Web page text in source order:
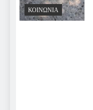
ΚΟΙΝΩΝΊΑ